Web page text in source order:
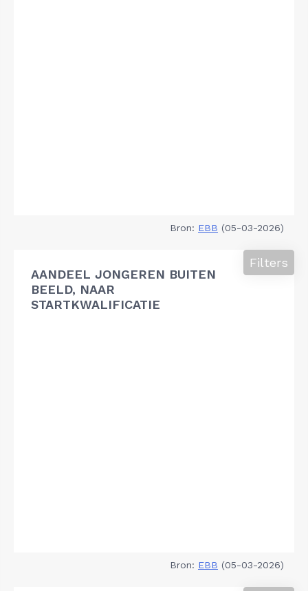
Bron: EBB (05-03-2026)
AANDEEL JONGEREN BUITEN
BEELD, NAAR
STARTKWALIFICATIE
Filters
Bron: EBB (05-03-2026)